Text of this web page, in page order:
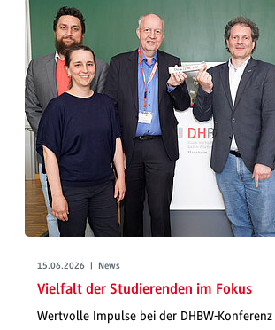
15.06.2026 | News
Vielfalt der Studierenden im Fokus
Wertvolle Impulse bei der DHBW-